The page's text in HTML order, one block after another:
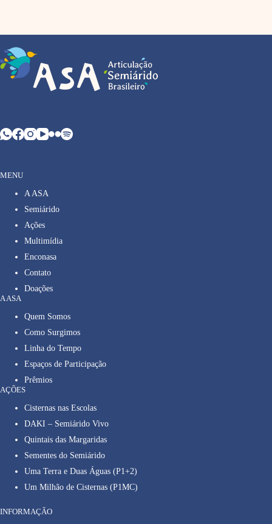
MENU
A ASA
Semiárido
Ações
Multimídia
Enconasa
Contato
Doações
A ASA
Quem Somos
Como Surgimos
Linha do Tempo
Espaços de Participação
Prêmios
AÇÕES
Cisternas nas Escolas
DAKI – Semiárido Vivo
Quintais das Margaridas
Sementes do Semiárido
Uma Terra e Duas Águas (P1+2)
Um Milhão de Cisternas (P1MC)
INFORMAÇÃO